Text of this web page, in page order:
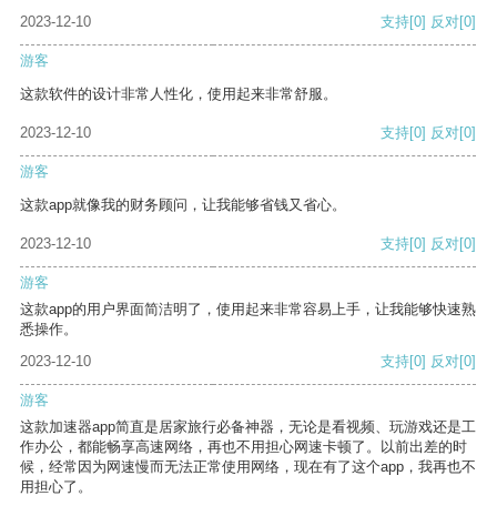
2023-12-10 支持[0] 反对[0]
游客
这款软件的设计非常人性化，使用起来非常舒服。
2023-12-10 支持[0] 反对[0]
游客
这款app就像我的财务顾问，让我能够省钱又省心。
2023-12-10 支持[0] 反对[0]
游客
这款app的用户界面简洁明了，使用起来非常容易上手，让我能够快速熟
悉操作。
2023-12-10
支持[0] 反对[0]
游客
这款加速器app简直是居家旅行必备神器，无论是看视频、玩游戏还是工
作办公，都能畅享高速网络，再也不用担心网速卡顿了。以前出差的时
候，经常因为网速慢而无法正常使用网络，现在有了这个app，我再也不
用担心了。